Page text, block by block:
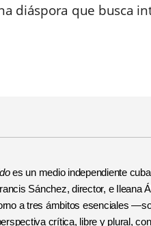
diáspora que busca
es un medio independiente
Sánchez, director, e Ileana
a tres ámbitos esenciales
crítica, libre y plural,